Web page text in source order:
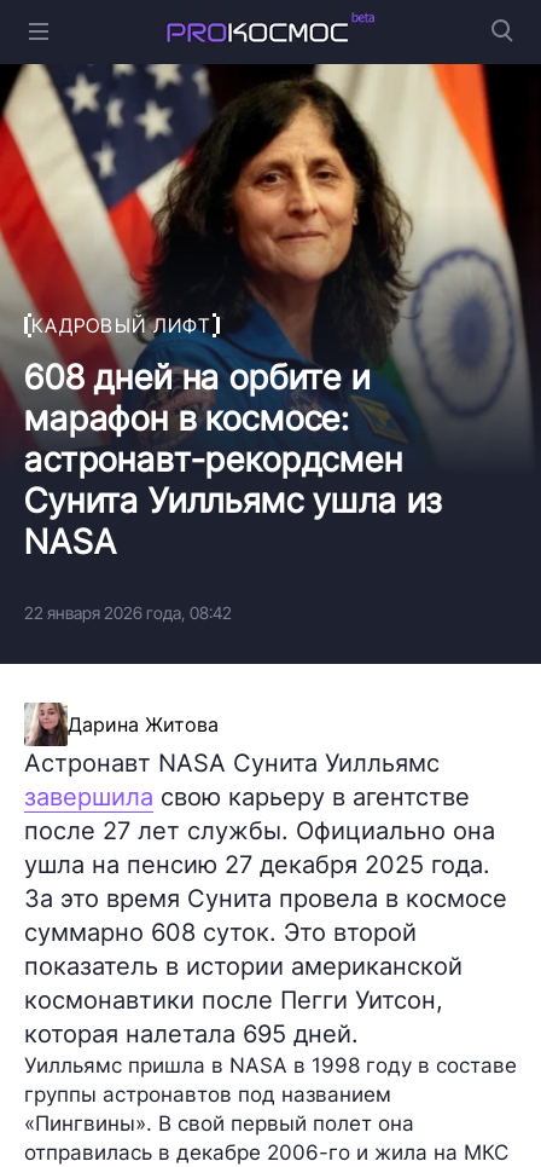
КАДРОВЫЙ ЛИФТ
608 дней на орбите и
марафон в космосе:
астронавт-рекордсмен
Сунита Уилльямс ушла из
NASA
22 января 2026 года, 08:42
Дарина Житова
Астронавт NASA Сунита Уилльямс
завершила свою карьеру в агентстве
после 27 лет службы. Официально она
ушла на пенсию 27 декабря 2025 года.
За это время Сунита провела в космосе
суммарно 608 суток. Это второй
показатель в истории американской
космонавтики после Пегги Уитсон,
которая налетала 695 дней.
Уилльямс пришла в NASA в 1998 году в составе
группы астронавтов под названием
«Пингвины». В свой первый полет она
отправилась в декабре 2006-го и жила на МКС